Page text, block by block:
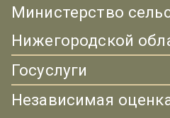
Министерство
Нижегородской
Госуслуги
Независимая